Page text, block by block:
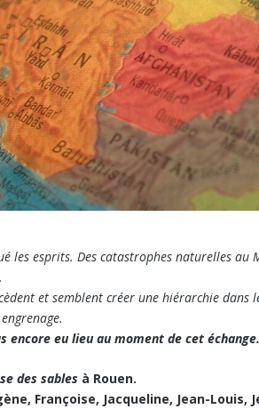
les esprits. Des catastrophes naturelles au
et semblent créer une hiérarchie dans
encore eu lieu au moment de cet échange.
des sables à Rouen.
Françoise, Jacqueline, Jean-Louis,